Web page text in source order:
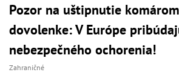
Pozor na uštipnutie
dovolenke: V Európe
nebezpečného ochorenia!
Zahraničné